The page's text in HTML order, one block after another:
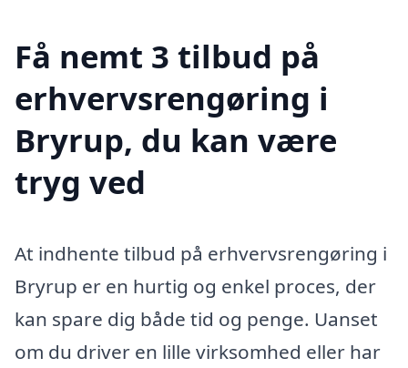
Få nemt 3 tilbud på
erhvervsrengøring i
Bryrup, du kan være
tryg ved
At indhente tilbud på erhvervsrengøring i
Bryrup er en hurtig og enkel proces, der
kan spare dig både tid og penge. Uanset
om du driver en lille virksomhed eller har